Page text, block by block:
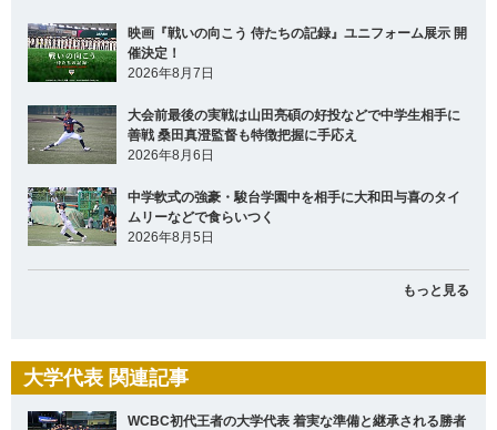
映画『戦いの向こう 侍たちの記録』ユニフォーム展示 開
催決定！
2026年8月7日
大会前最後の実戦は山田亮碩の好投などで中学生相手に
善戦 桑田真澄監督も特徴把握に手応え
2026年8月6日
中学軟式の強豪・駿台学園中を相手に大和田与喜のタイ
ムリーなどで食らいつく
2026年8月5日
もっと見る
大学代表 関連記事
WCBC初代王者の大学代表 着実な準備と継承される勝者